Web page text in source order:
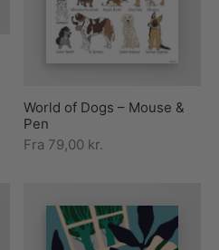
World of Dogs – Mouse &
Pen
Fra 79,00 kr.